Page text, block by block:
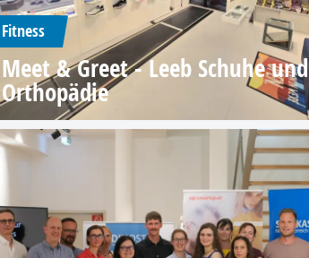
Fitness
Meet & Greet - Leeb Schuhe und
Orthopädie